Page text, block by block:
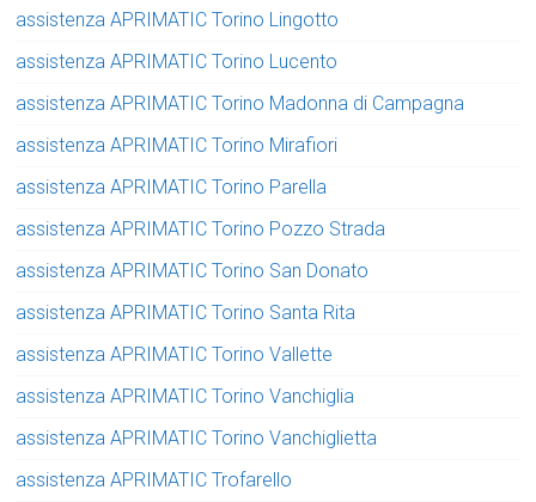
assistenza APRIMATIC Torino Lingotto
assistenza APRIMATIC Torino Lucento
assistenza APRIMATIC Torino Madonna di Campagna
assistenza APRIMATIC Torino Mirafiori
assistenza APRIMATIC Torino Parella
assistenza APRIMATIC Torino Pozzo Strada
assistenza APRIMATIC Torino San Donato
assistenza APRIMATIC Torino Santa Rita
assistenza APRIMATIC Torino Vallette
assistenza APRIMATIC Torino Vanchiglia
assistenza APRIMATIC Torino Vanchiglietta
assistenza APRIMATIC Trofarello